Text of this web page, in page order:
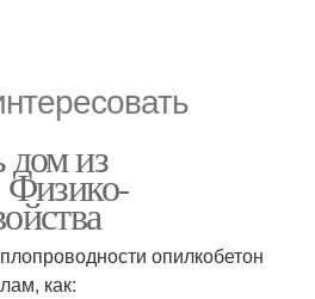
дом из
Физико-
опилкобетон
как: